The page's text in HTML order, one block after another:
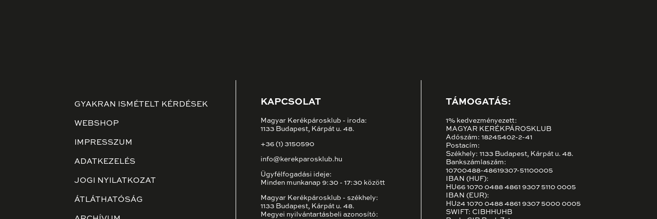
GYAKRAN ISMÉTELT KÉRDÉSEK
WEBSHOP
IMPRESSZUM
ADATKEZELÉS
JOGI NYILATKOZAT
ÁTLÁTHATÓSÁG
KAPCSOLAT
Magyar Kerékpárosklub - iroda:
1133 Budapest, Kárpát u. 48.
+36 (1) 3150590
info@kerekparosklub.hu
Ügyfélfogadási ideje:
Minden munkanap 9:30 - 17:30 között
Magyar Kerékpárosklub - székhely:
1133 Budapest, Kárpát u. 48.
Megyei nyilvántartásbeli azonosító:
TÁMOGATÁS:
1% kedvezményezett:
MAGYAR KERÉKPÁROSKLUB
Adószám: 18245402-2-41
Postacím:
Székhely: 1133 Budapest, Kárpát u. 48.
Bankszámlaszám:
10700488-48619307-51100005
IBAN (HUF):
HU66 1070 0488 4861 9307 5110 0005
IBAN (EUR):
HU24 1070 0488 4861 9307 5000 0005
SWIFT: CIBHHUHB